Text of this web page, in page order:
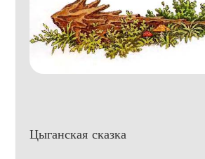
Цыганская сказка